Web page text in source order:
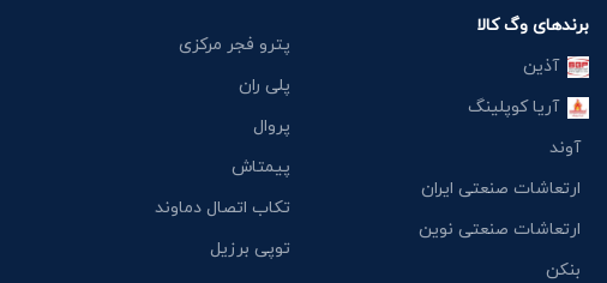
برندهای وگ کالا
آذین
آریا کوپلینگ
آوند
ارتعاشات صنعتی ایران
ارتعاشات صنعتی نوین
بنکن
پترو فجر مرکزی
پلی ران
پروال
پیمتاش
تکاب اتصال دماوند
توپی برزیل